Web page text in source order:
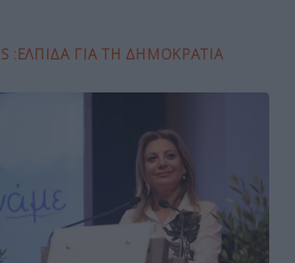
:ΕΛΠΙΔΑ ΓΙΑ ΤΗ ΔΗΜΟΚΡΑΤΙΑ